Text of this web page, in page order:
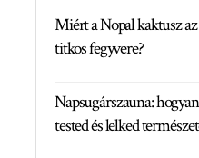
Miért a Nopal kaktusz az
titkos fegyvere?
Napsugárszauna:
tested és lelked